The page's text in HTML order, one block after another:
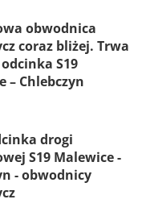
obwodnica
coraz bliżej. Trwa
S19
– Chlebczyn
drogi
S19 Malewice -
- obwodnicy